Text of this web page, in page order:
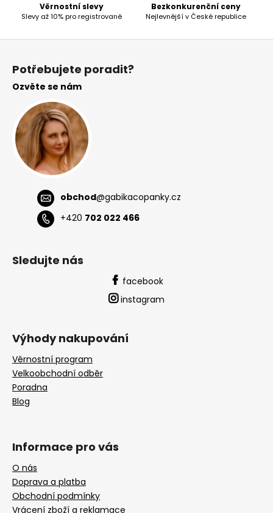
Věrnostní slevy
Slevy až 10% pro registrované
Bezkonkurenční ceny
Nejlevnější v České republice
Z
Potřebujete poradit?
Ozvěte se nám
obchod@gabikacopanky.cz
+420 702 022 466
Sledujte nás
facebook
instagram
Výhody nakupování
Věrnostní program
Velkoobchodní odběr
Poradna
Blog
Informace pro vás
O nás
Doprava a platba
Obchodní podmínky
Vrácení zboží a reklamace